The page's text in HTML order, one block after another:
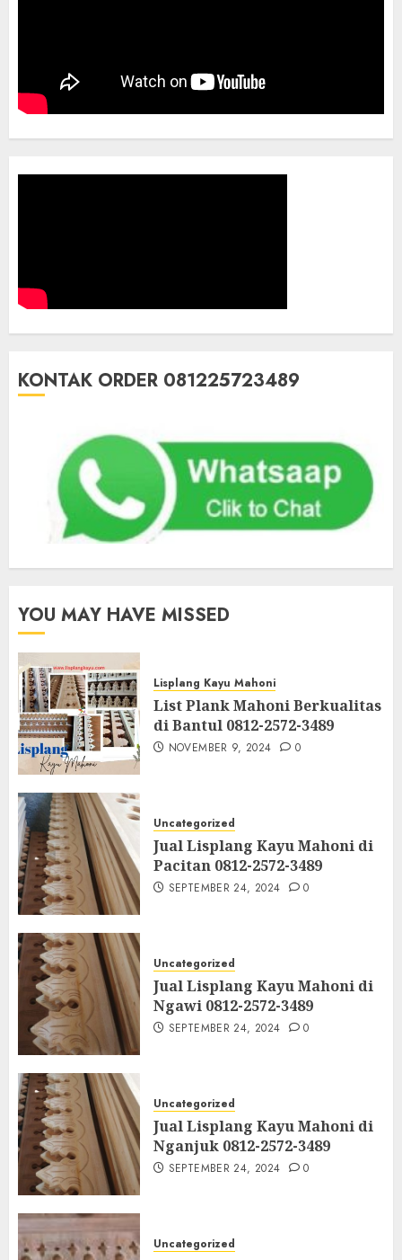
KONTAK ORDER 081225723489
YOU MAY HAVE MISSED
Lisplang Kayu Mahoni
List Plank Mahoni Berkualitas
di Bantul 0812-2572-3489
NOVEMBER 9, 2024 0
Uncategorized
Jual Lisplang Kayu Mahoni di
Pacitan 0812-2572-3489
SEPTEMBER 24, 2024 0
Uncategorized
Jual Lisplang Kayu Mahoni di
Ngawi 0812-2572-3489
SEPTEMBER 24, 2024 0
Uncategorized
Jual Lisplang Kayu Mahoni di
Nganjuk 0812-2572-3489
SEPTEMBER 24, 2024 0
Uncategorized